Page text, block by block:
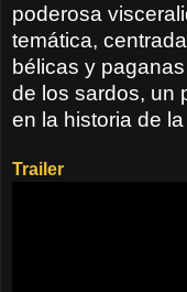
poderosa
temática,
bélicas y
de los sardos, un
en la historia de
Trailer